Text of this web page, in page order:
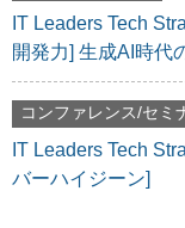
IT Leaders Tech
開発力] 生成AI時代
コンファレンス/セミ
IT Leaders Tech
バーハイジーン]